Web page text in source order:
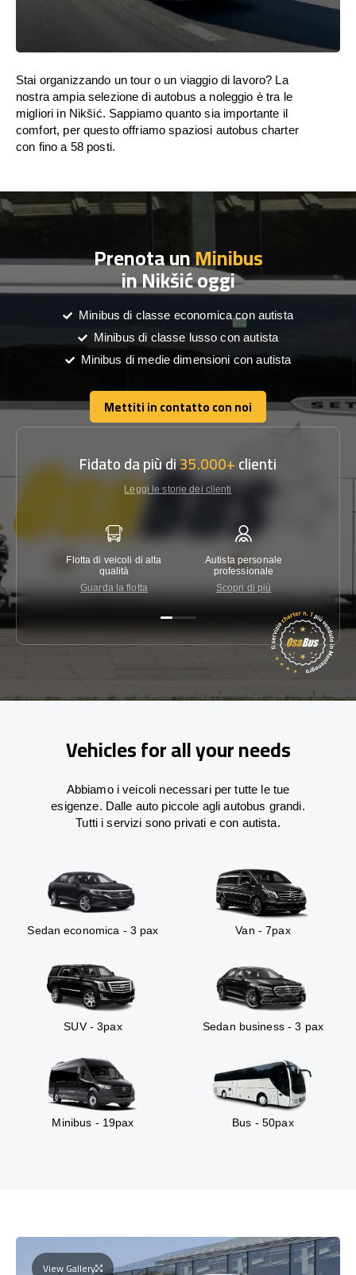
Stai organizzando un tour o un viaggio di lavoro? La
nostra ampia selezione di autobus a noleggio è tra le
migliori in Nikšić. Sappiamo quanto sia importante il
comfort, per questo offriamo spaziosi autobus charter
con fino a 58 posti.
Prenota unMinibus
in Nikšić oggi
Minibus di classe economica con autista
Minibus di classe lusso con autista
Minibus di medie dimensioni con autista
Mettiti in contatto con noi
Mettiti in contatto con noi
Fidato da più di35.000+clienti
Leggi le storie dei clienti
Flotta di veicoli di alta
qualità
Guarda la flotta
Autista personale
professionale
Scopri di più
Vehicles for all your needs
Abbiamo i veicoli necessari per tutte le tue
esigenze. Dalle auto piccole agli autobus grandi.
Tutti i servizi sono privati e con autista.
Sedan economica - 3 pax Van - 7pax
SUV - 3pax Sedan business - 3 pax
Minibus - 19pax Bus - 50pax
View Gallery